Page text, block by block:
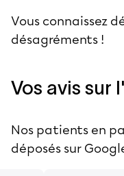
Vous connaissez
désagréments !
Vos avis sur
Nos patients en
déposés sur